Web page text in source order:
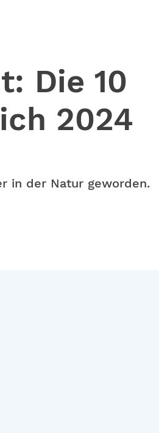
Die 10
2024
in der Natur geworden.